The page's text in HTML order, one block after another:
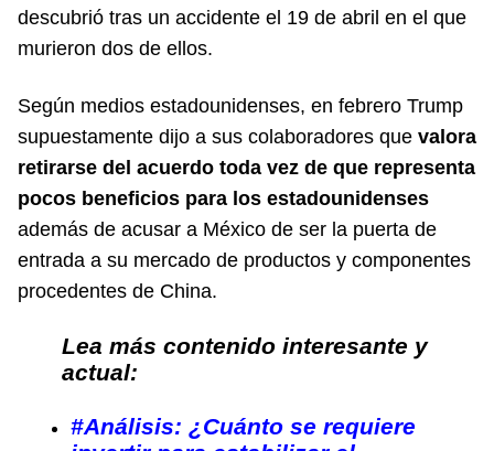
descubrió tras un accidente el 19 de abril en el que
murieron dos de ellos.
Según medios estadounidenses, en febrero Trump
supuestamente dijo a sus colaboradores que valora
retirarse del acuerdo toda vez de que representa
pocos beneficios para los estadounidenses
además de acusar a México de ser la puerta de
entrada a su mercado de productos y componentes
procedentes de China.
Lea más contenido interesante y
actual:
#Análisis: ¿Cuánto se requiere